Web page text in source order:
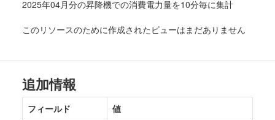
2025年04月分の昇降機での消費電力量を10分毎に集計
このリソースのために作成されたビューはまだありません
追加情報
フィールド
値